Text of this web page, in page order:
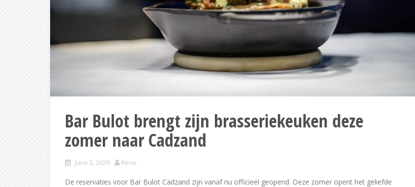
Bar Bulot brengt zijn brasseriekeuken deze
zomer naar Cadzand
June 2, 2026 Rene
De reservaties voor Bar Bulot Cadzand zijn vanaf nu officieel geopend. Deze zomer opent het geliefde